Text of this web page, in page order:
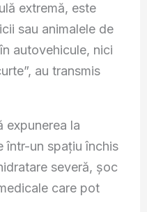
extremă, este
sau animalele de
autovehicule, nici
au transmis
expunerea la
într-un spațiu închis
severă, șoc
care pot